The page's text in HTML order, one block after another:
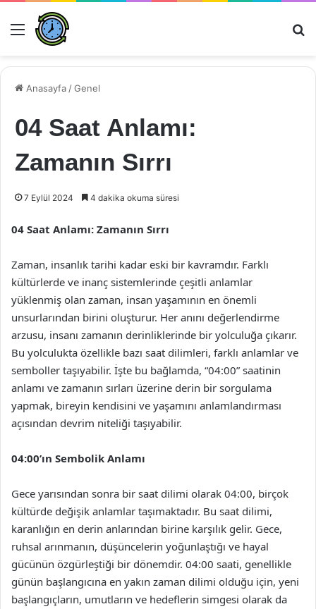
Menü
Anasayfa /Genel
04 Saat Anlamı:
Zamanın Sırrı
7 Eylül 2024 4 dakika okuma süresi
04 Saat Anlamı: Zamanın Sırrı
Zaman, insanlık tarihi kadar eski bir kavramdır. Farklı
kültürlerde ve inanç sistemlerinde çeşitli anlamlar
yüklenmiş olan zaman, insan yaşamının en önemli
unsurlarından birini oluşturur. Her anını değerlendirme
arzusu, insanı zamanın derinliklerinde bir yolculuğa çıkarır.
Bu yolculukta özellikle bazı saat dilimleri, farklı anlamlar ve
semboller taşıyabilir. İşte bu bağlamda, “04:00” saatinin
anlamı ve zamanın sırları üzerine derin bir sorgulama
yapmak, bireyin kendisini ve yaşamını anlamlandırması
açısından devrim niteliği taşıyabilir.
04:00’ın Sembolik Anlamı
Gece yarısından sonra bir saat dilimi olarak 04:00, birçok
kültürde değişik anlamlar taşımaktadır. Bu saat dilimi,
karanlığın en derin anlarından birine karşılık gelir. Gece,
ruhsal arınmanın, düşüncelerin yoğunlaştığı ve hayal
gücünün özgürleştiği bir dönemdir. 04:00 saati, genellikle
günün başlangıcına en yakın zaman dilimi olduğu için, yeni
başlangıçların, umutların ve hedeflerin simgesi olarak da